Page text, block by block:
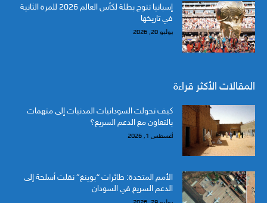
إسبانيا تتوج بطلة لكأس العالم 2026 للمرة الثانية
في تاريخها
يوليو 20, 2026
المقالات الأكثر قراءة
كيف تحولت السودانيات المدنيات إلى متهمات
بالتعاون مع الدعم السريع؟
أغسطس 1, 2026
الأمم المتحدة: طائرات “بوينغ” نقلت أسلحة إلى
الدعم السريع في السودان